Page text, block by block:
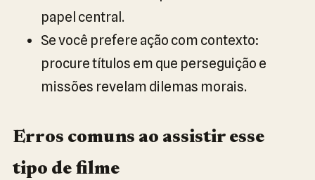
papel central.
Se você prefere ação com contexto:
procure títulos em que perseguição e
missões revelam dilemas morais.
Erros comuns ao assistir esse
tipo de filme